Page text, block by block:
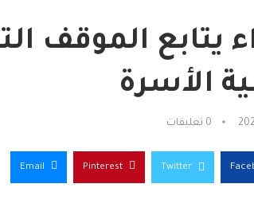
يتابع الموقف
الأسرة
0 تعليقات
Twitter
Pinterest
Email